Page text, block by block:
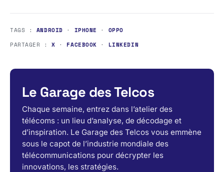
TAGS : ANDROID · IPHONE · OPPO
PARTAGER :X · FACEBOOK · LINKEDIN
Le Garage des Telcos
Chaque semaine, entrez dans l’atelier des
télécoms : un lieu d’analyse, de décodage et
d’inspiration. Le Garage des Telcos vous emmène
sous le capot de l’industrie mondiale des
télécommunications pour décrypter les
innovations, les stratégies.